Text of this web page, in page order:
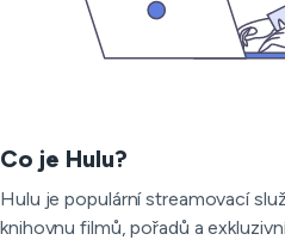
Co je Hulu?
Hulu je populární streamovací
knihovnu filmů, pořadů a